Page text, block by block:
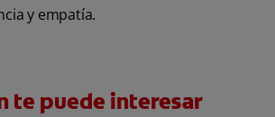
y empatía.
te puede interesar